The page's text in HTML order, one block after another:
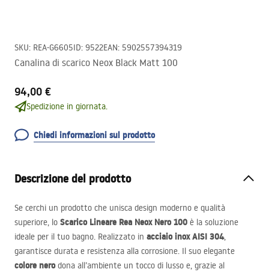
SKU: REA-G6605ID: 9522EAN: 5902557394319
Canalina di scarico Neox Black Matt 100
94,00 €
Spedizione in giornata.
Chiedi informazioni sul prodotto
Descrizione del prodotto
Se cerchi un prodotto che unisca design moderno e qualità
superiore, lo Scarico Lineare Rea Neox Nero 100 è la soluzione
ideale per il tuo bagno. Realizzato in acciaio inoxAISI 304,
garantisce durata e resistenza alla corrosione. Il suo elegante
colore nerodona all’ambiente un tocco di lusso e, grazie al